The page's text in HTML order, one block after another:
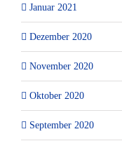
Januar 2021
Dezember 2020
November 2020
Oktober 2020
September 2020